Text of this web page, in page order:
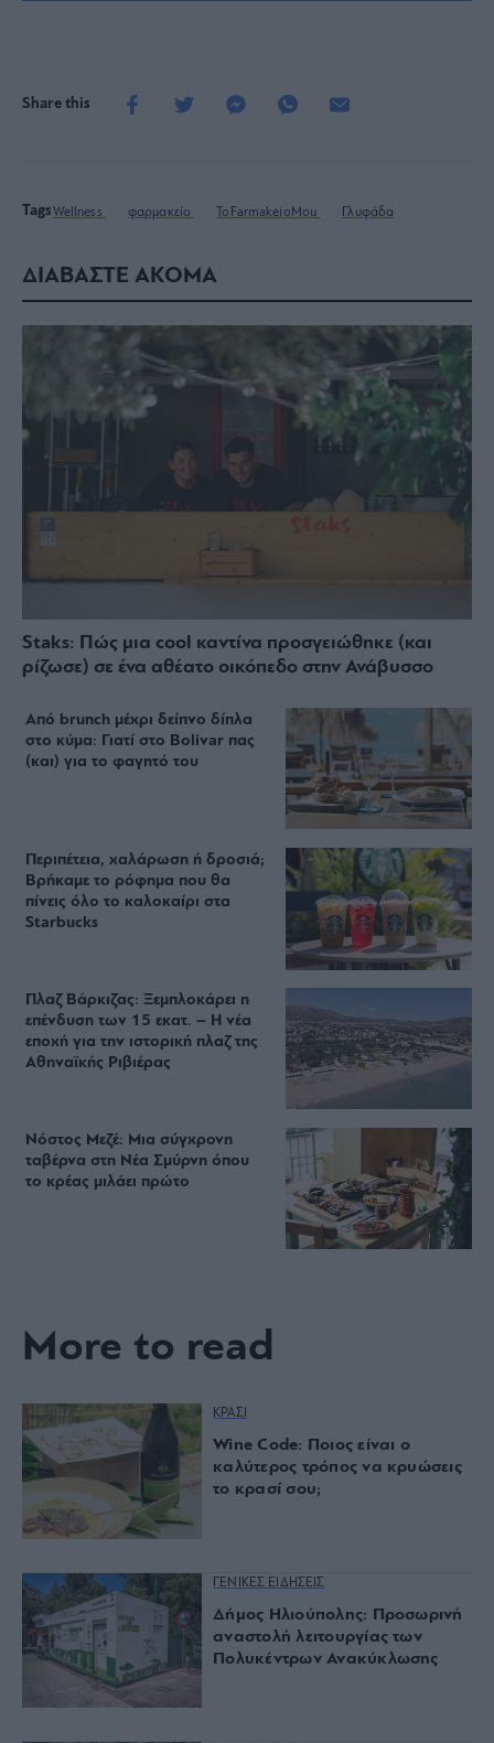
Share this
TagsWellness φαρμακείο ToFarmakeioMou Γλυφάδα
ΔΙΑΒΑΣΤΕ ΑΚΟΜΑ
Staks: Πώς μια cool καντίνα προσγειώθηκε (και
ρίζωσε) σε ένα αθέατο οικόπεδο στην Ανάβυσσο
Από brunch μέχρι δείπνο δίπλα
στο κύμα: Γιατί στο Bolivar πας
(και) για το φαγητό του
Περιπέτεια, χαλάρωση ή δροσιά;
Βρήκαμε το ρόφημα που θα
πίνεις όλο το καλοκαίρι στα
Starbucks
Πλαζ Βάρκιζας: Ξεμπλοκάρει η
επένδυση των 15 εκατ. – Η νέα
εποχή για την ιστορική πλαζ της
Αθηναϊκής Ριβιέρας
Νόστος Μεζέ: Μια σύγχρονη
ταβέρνα στη Νέα Σμύρνη όπου
το κρέας μιλάει πρώτο
More to read
ΚΡΑΣΙ
Wine Code: Ποιος είναι ο
καλύτερος τρόπος να κρυώσεις
το κρασί σου;
ΓΕΝΙΚΕΣ ΕΙΔΗΣΕΙΣ
Δήμος Ηλιούπολης: Προσωρινή
αναστολή λειτουργίας των
Πολυκέντρων Ανακύκλωσης